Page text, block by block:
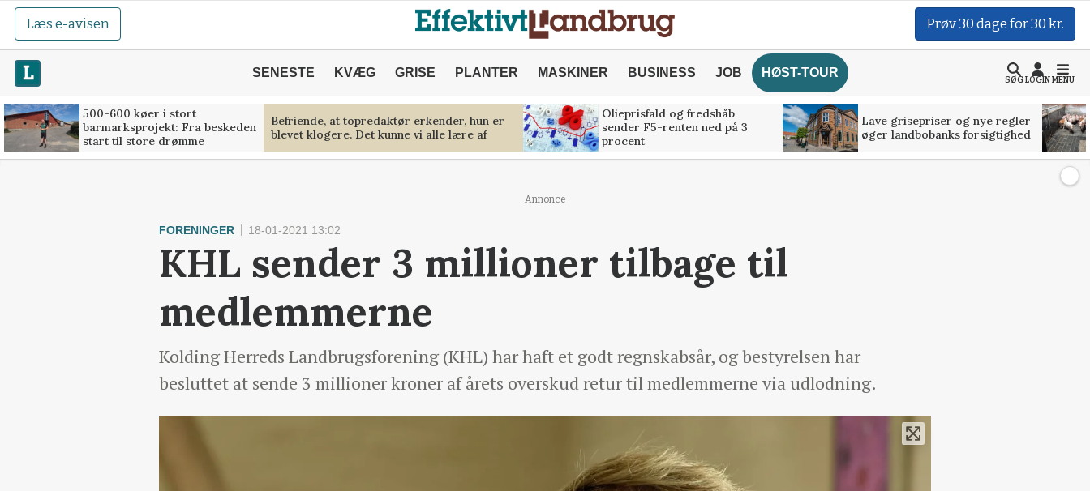
Læs e-avisen Prøv 30 dage for 30 kr.
SENESTE KVÆG GRISE PLANTER MASKINER BUSINESS JOB HØST-TOUR
SØGLOGINMENU
500-600 køer i stort
barmarksprojekt: Fra beskeden
start til store drømme
Befriende, at topredaktør erkender, hun er
blevet klogere. Det kunne vi alle lære af
Olieprisfald og fredshåb
sender F5-renten ned på 3
procent
Lave grisepriser og nye regler
øger landbobanks forsigtighed
Annonce
FORENINGER 18-01-2021 13:02
KHL sender 3 millioner tilbage til
medlemmerne
Kolding Herreds Landbrugsforening (KHL) har haft et godt regnskabsår, og bestyrelsen har
besluttet at sende 3 millioner kroner af årets overskud retur til medlemmerne via udlodning.